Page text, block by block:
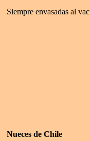
Siempre envasadas al
Nueces de Chile